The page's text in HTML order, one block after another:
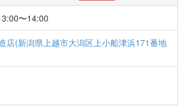
〜14:00
店(新潟県上越市大潟区上小船津浜171番地